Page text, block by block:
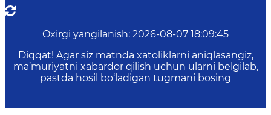
Oxirgi yangilanish: 2026-08-07 18:09:45
Diqqat! Agar siz matnda xatoliklarni aniqlasangiz,
ma’muriyatni xabardor qilish uchun ularni belgilab,
pastda hosil bo‘ladigan tugmani bosing